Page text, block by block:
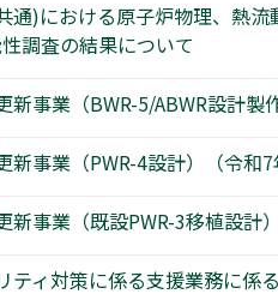
)における原子炉物理、熱
調査の結果について
事業（BWR-5/ABWR設計
事業（PWR-4設計）（令
事業（既設PWR-3移植設
ィ対策に係る支援業務に係